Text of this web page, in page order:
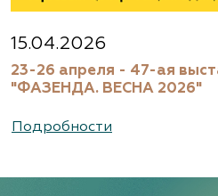
15.04.2026
23-26 апреля - 47-ая
"ФАЗЕНДА. ВЕСНА 2026"
Подробности